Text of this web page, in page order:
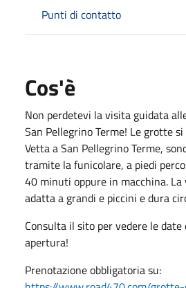
Punti di contatto
Cos'è
Non perdetevi la visita guidata
San Pellegrino Terme! Le grotte
Vetta a San Pellegrino Terme,
tramite la funicolare, a piedi
40 minuti oppure in macchina.
adatta a grandi e piccini e dura
Consulta il sito per vedere le date
apertura!
Prenotazione obbligatoria su: